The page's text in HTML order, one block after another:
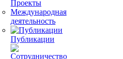
Проекты
Международная
деятельность
Публикации